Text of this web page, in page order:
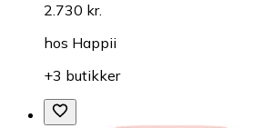
2.730 kr.
hos Happii
+3 butikker